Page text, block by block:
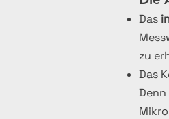
Das
zu
Das